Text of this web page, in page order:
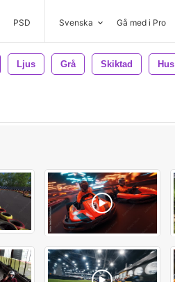
PSD Svenska Gå med i Pro
Ljus Grå Skiktad Hus